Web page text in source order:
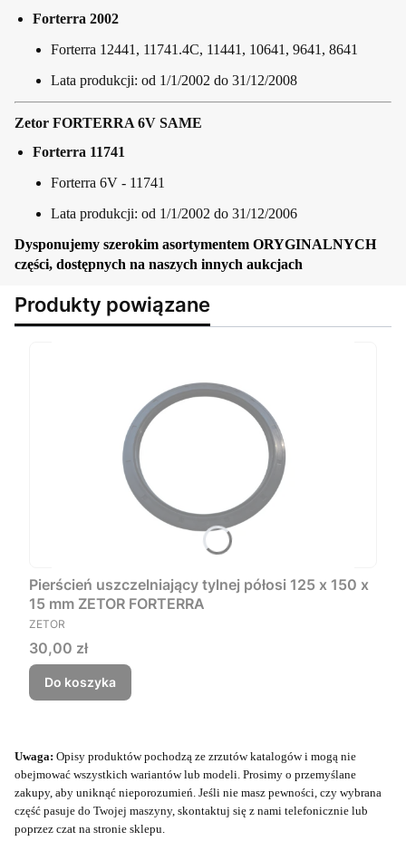
Forterra 2002
Forterra 12441, 11741.4C, 11441, 10641, 9641, 8641
Lata produkcji: od 1/1/2002 do 31/12/2008
Zetor FORTERRA 6V SAME
Forterra 11741
Forterra 6V - 11741
Lata produkcji: od 1/1/2002 do 31/12/2006
Dysponujemy szerokim asortymentem ORYGINALNYCH
części, dostępnych na naszych innych aukcjach
Produkty powiązane
Pierścień uszczelniający tylnej półosi 125 x 150 x
15 mm ZETOR FORTERRA
PRODUCENT
ZETOR
Cena
30,00 zł
Do koszyka
Uwaga: Opisy produktów pochodzą ze zrzutów katalogów i mogą nie
obejmować wszystkich wariantów lub modeli. Prosimy o przemyślane
zakupy, aby uniknąć nieporozumień. Jeśli nie masz pewności, czy wybrana
część pasuje do Twojej maszyny, skontaktuj się z nami telefonicznie lub
poprzez czat na stronie sklepu.